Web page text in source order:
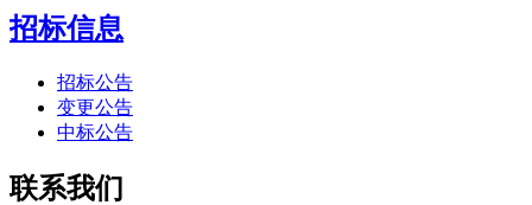
招标信息
招标公告
变更公告
中标公告
联系我们